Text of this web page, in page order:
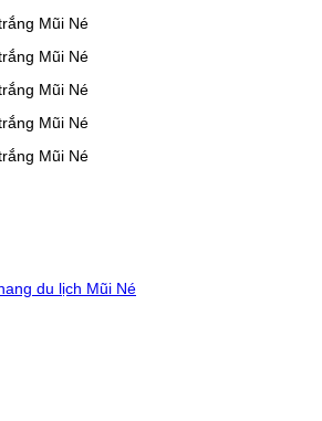
du lịch Mũi Né